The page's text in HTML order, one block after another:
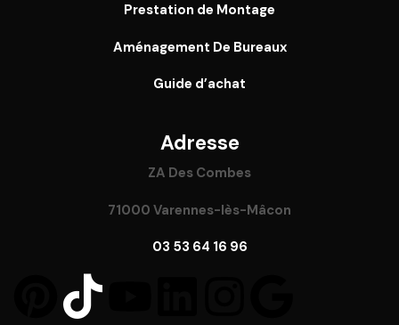
Prestation de Montage
Aménagement De Bureaux
Guide d’achat
Adresse
ZA Des Combes
71000 Varennes-lès-Mâcon
03 53 64 16 96